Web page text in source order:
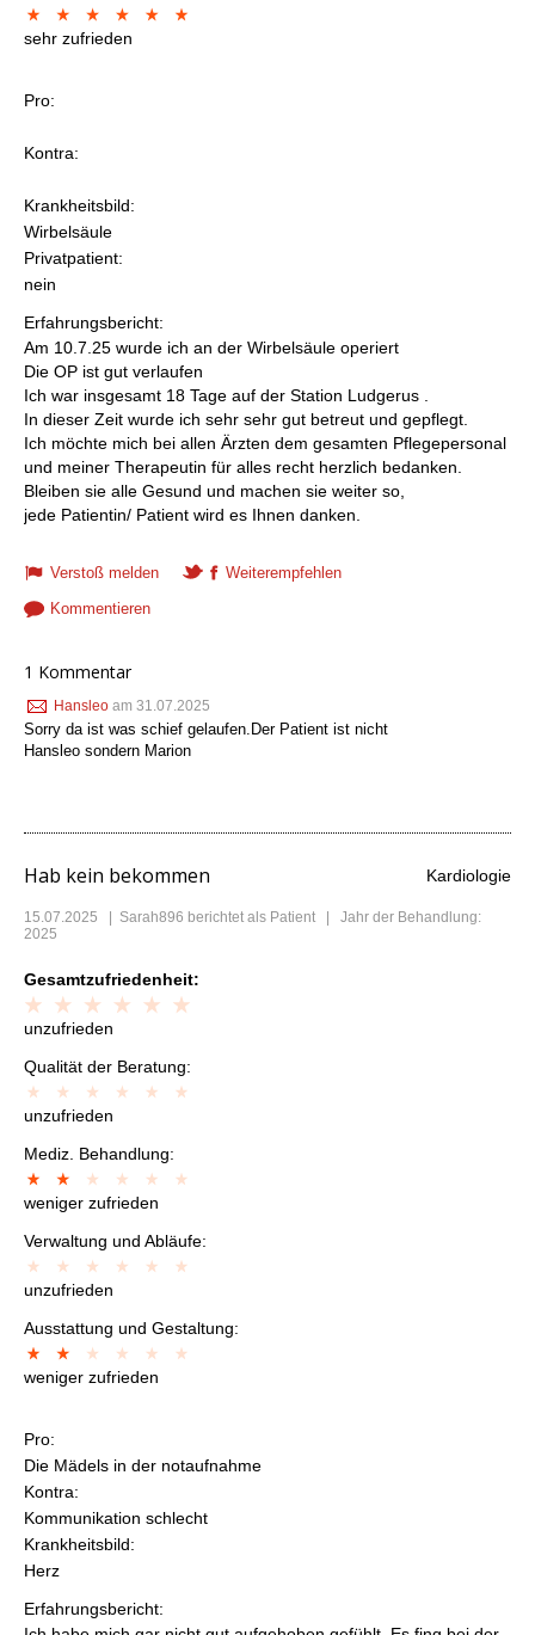
sehr zufrieden
Pro:
Kontra:
Krankheitsbild:
Wirbelsäule
Privatpatient:
nein
Erfahrungsbericht:
Am 10.7.25 wurde ich an der Wirbelsäule operiert
Die OP ist gut verlaufen
Ich war insgesamt 18 Tage auf der Station Ludgerus .
In dieser Zeit wurde ich sehr sehr gut betreut und gepflegt.
Ich möchte mich bei allen Ärzten dem gesamten Pflegepersonal
und meiner Therapeutin für alles recht herzlich bedanken.
Bleiben sie alle Gesund und machen sie weiter so,
jede Patientin/ Patient wird es Ihnen danken.
Verstoß melden
Weiterempfehlen
Kommentieren
1 Kommentar
Hansleo am 31.07.2025
Sorry da ist was schief gelaufen.Der Patient ist nicht
Hansleo sondern Marion
Hab kein bekommen Kardiologie
15.07.2025 | Sarah896 berichtet als Patient | Jahr der Behandlung:
2025
Gesamtzufriedenheit:
unzufrieden
Qualität der Beratung:
unzufrieden
Mediz. Behandlung:
weniger zufrieden
Verwaltung und Abläufe:
unzufrieden
Ausstattung und Gestaltung:
weniger zufrieden
Pro:
Die Mädels in der notaufnahme
Kontra:
Kommunikation schlecht
Krankheitsbild:
Herz
Erfahrungsbericht: